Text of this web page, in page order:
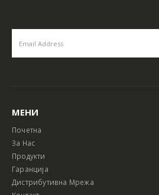
МЕНИ
Почетна
За Нас
Продукти
Гаранција
Дистрибутивна Мрежа